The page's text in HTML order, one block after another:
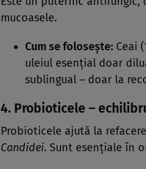
mucoasele.
Cum se folosește: Ceai
uleiul esențial doar
sublingual – doar la
4. Probioticele –
Probioticele ajută la
Candidei. Sunt esențiale în